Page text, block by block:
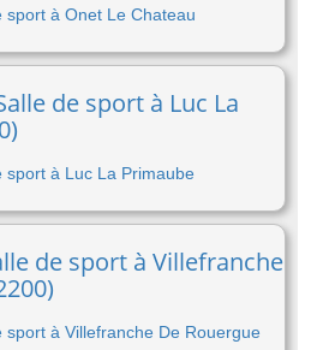
sport à Onet Le Chateau
de sport à Luc La
sport à Luc La Primaube
de sport à Villefranche
sport à Villefranche De Rouergue